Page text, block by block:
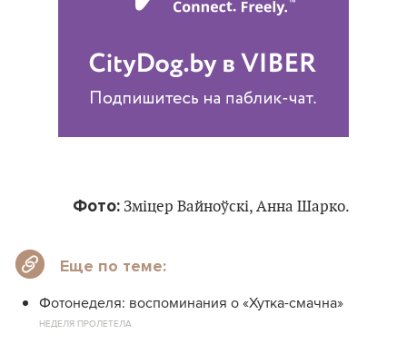
Фото: Зміцер Вайноўскі, Анна Шарко.
Еще по теме:
Фотонеделя: воспоминания о «Хутка-смачна»
НЕДЕЛЯ ПРОЛЕТЕЛА